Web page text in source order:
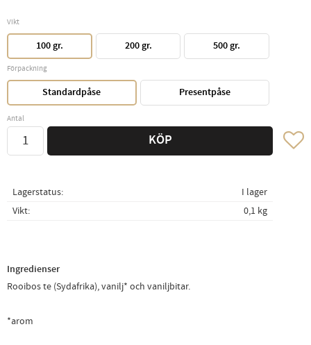
Vikt
100 gr. 200 gr. 500 gr.
Förpackning
Standardpåse Presentpåse
Antal
KÖP Lägg
Lagerstatus
I lager
Vikt
0,1 kg
Ingredienser
Rooibos te (Sydafrika), vanilj* och vaniljbitar.
*arom